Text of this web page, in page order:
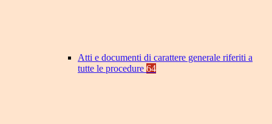
Atti e documenti di carattere generale riferiti a
tutte le procedure 64